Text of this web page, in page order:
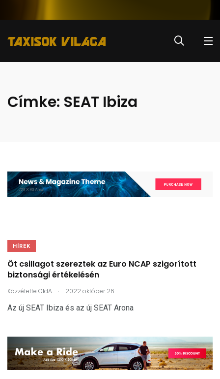
Címke: SEAT Ibiza
HÍREK
Öt csillagot szereztek az Euro NCAP szigorított
biztonsági értékelésén
Közzétette OldA . 2022 október 26
Az új SEAT Ibiza és az új SEAT Arona